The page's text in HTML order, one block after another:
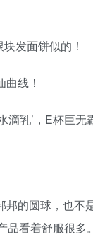
发面饼似的！
线！
滴乳’，E杯巨
的圆球，也不
看着舒服很多